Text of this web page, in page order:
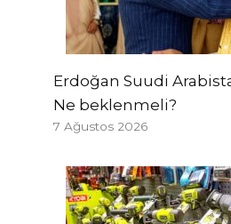
Erdoğan Suudi
Ne beklenmeli?
7 Ağustos 2026